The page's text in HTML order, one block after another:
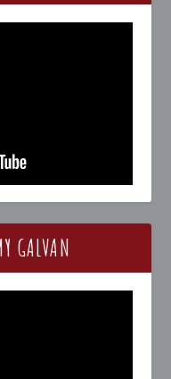
GALVAN